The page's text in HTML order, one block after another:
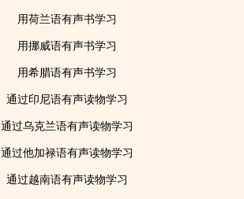
用荷兰语有声书学习
用挪威语有声书学习
用希腊语有声书学习
通过印尼语有声读物学习
通过乌克兰语有声读物学习
通过他加禄语有声读物学习
通过越南语有声读物学习